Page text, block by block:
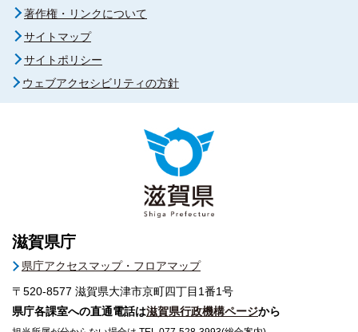
著作権・リンクについて
サイトマップ
サイトポリシー
ウェブアクセシビリティの方針
滋賀県庁
県庁アクセスマップ・フロアマップ
〒520-8577 滋賀県大津市京町四丁目1番1号
県庁各課室への直通電話は滋賀県行政機構ページから